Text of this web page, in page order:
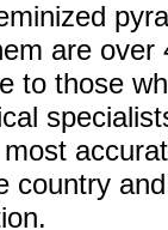
are
to those
country